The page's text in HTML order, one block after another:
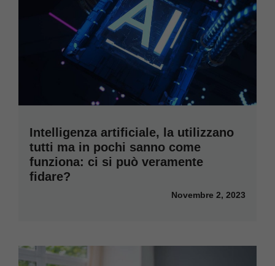
Intelligenza artificiale, la utilizzano
tutti ma in pochi sanno come
funziona: ci si può veramente
fidare?
Novembre 2, 2023